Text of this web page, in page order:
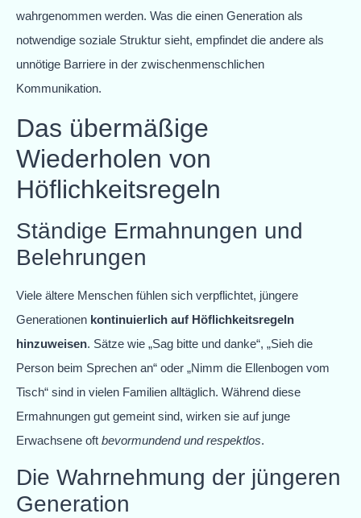
wahrgenommen werden. Was die einen Generation als
notwendige soziale Struktur sieht, empfindet die andere als
unnötige Barriere in der zwischenmenschlichen
Kommunikation.
Das übermäßige
Wiederholen von
Höflichkeitsregeln
Ständige Ermahnungen und
Belehrungen
Viele ältere Menschen fühlen sich verpflichtet, jüngere
Generationen kontinuierlich auf Höflichkeitsregeln
hinzuweisen. Sätze wie „Sag bitte und danke“, „Sieh die
Person beim Sprechen an“ oder „Nimm die Ellenbogen vom
Tisch“ sind in vielen Familien alltäglich. Während diese
Ermahnungen gut gemeint sind, wirken sie auf junge
Erwachsene oft bevormundend und respektlos.
Die Wahrnehmung der jüngeren
Generation